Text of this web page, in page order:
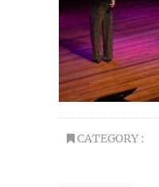
CATEGORY :